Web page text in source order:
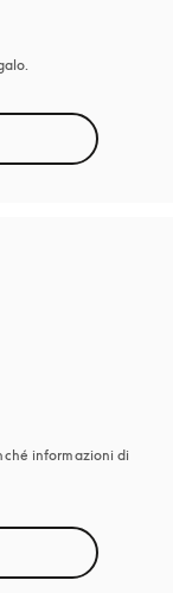
informazioni di